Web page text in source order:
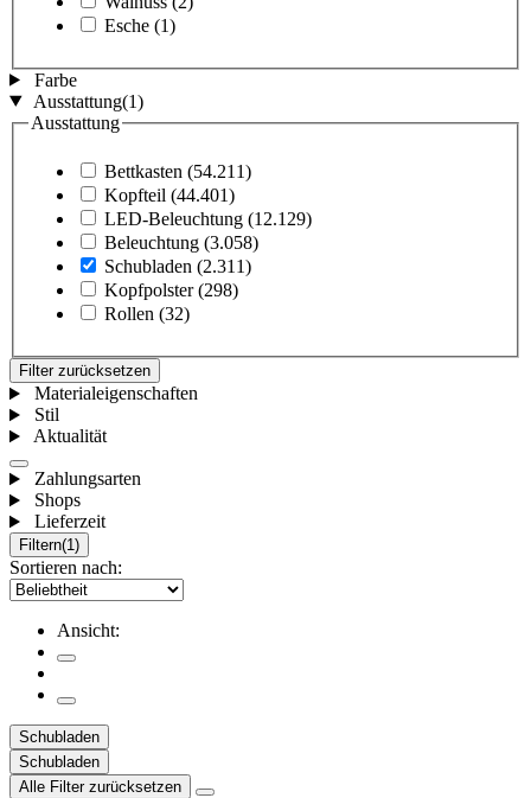
Esche (1)
Farbe
Ausstattung(1)
Ausstattung
Bettkasten (54.211)
Kopfteil (44.401)
LED-Beleuchtung (12.129)
Beleuchtung (3.058)
Schubladen (2.311)
Kopfpolster (298)
Rollen (32)
Filter zurücksetzen
Materialeigenschaften
Stil
Aktualität
Zahlungsarten
Shops
Lieferzeit
Filtern(1)
Sortieren nach:
Ansicht:
Schubladen
Schubladen
Alle Filter zurücksetzen